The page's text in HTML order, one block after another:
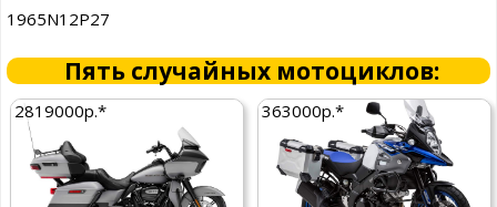
1965N12P27
Пять случайных мотоциклов:
2819000р.* 363000р.*